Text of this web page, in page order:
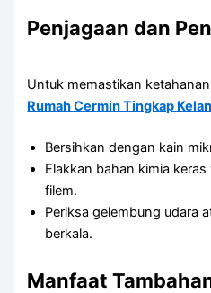
Penjagaan dan
Untuk memastikan
Rumah Cermin Tingkap
Bersihkan dengan kain
Elakkan bahan kimia
filem.
Periksa gelembung udara
berkala.
Manfaat